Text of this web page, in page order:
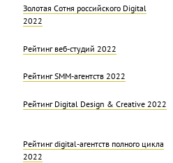
Золотая Cотня российского Digital
2022
Рейтинг веб-студий 2022
Рейтинг SMM-агентств 2022
Рейтинг Digital Design & Creative 2022
Рейтинг digital-агентств полного цикла
2022